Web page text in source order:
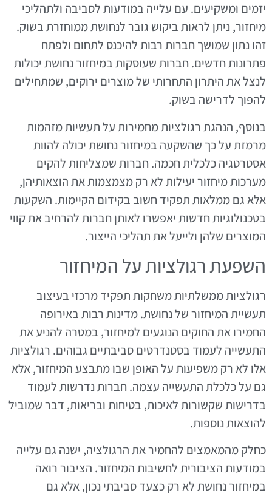
יזמים ומשקיעים. עם עלייה במודעות לסביבה ולתהליכי
מיחזור, ניתן לראות ביקוש גובר לנחושת ממוחזרת בשוק.
זהו נתון שמושך חברות רבות להיכנס לתחום ולפתח
פתרונות חדשים. חברות שעוסקות במיחזור נחושת יכולות
לנצל את היתרון התחרותי של מוצרים ירוקים, שמתחילים
להפוך לדרישה בשוק.
בנוסף, הנהגת רגולציות מחמירות על תעשיות מזהמות
מרמזת על כך שהשקעה במיחזור נחושת יכולה להוות
אסטרטגיה כלכלית חכמה. חברות שמצליחות להקים
מערכות מיחזור יעילות לא רק מצמצמות את הוצאותיהן,
אלא גם ממלאות תפקיד חשוב בקידום הקיימות. השקעות
בטכנולוגיות חדשות יאפשרו לאותן חברות להרחיב את קווי
המוצרים שלהן ולייעל את תהליכי הייצור.
השפעת רגולציות על המיחזור
רגולציות ממשלתיות משחקות תפקיד מרכזי בעיצוב
תעשיית המיחזור של נחושת. מדינות רבות באירופה
החמירו את החוקים הנוגעים למיחזור, במטרה להניע את
התעשייה לעמוד בסטנדרטים סביבתיים גבוהים. רגולציות
אלו לא רק משפיעות על האופן שבו מתבצע המיחזור, אלא
גם על כלכלת התעשייה עצמה. חברות נדרשות לעמוד
בדרישות שקשורות לאיכות, בטיחות ובריאות, דבר שמוביל
להוצאות נוספות.
כחלק מהמאמצים להחמיר את הרגולציה, ישנה גם עלייה
במודעות הציבורית לחשיבות המיחזור. הציבור רואה
במיחזור נחושת לא רק כצעד סביבתי נכון, אלא גם